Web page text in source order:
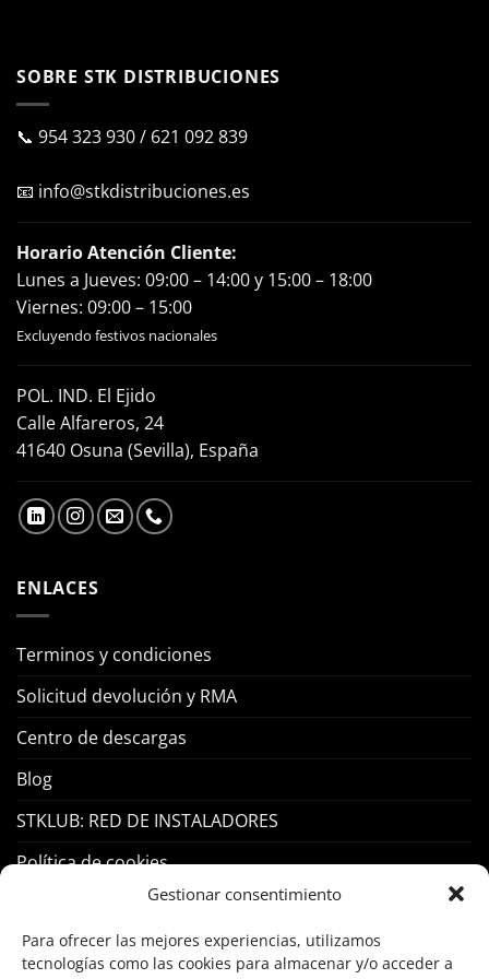
Gestionar consentimiento
Para ofrecer las mejores experiencias, utilizamos
tecnologías como las cookies para almacenar y/o acceder a
SOBRE STK DISTRIBUCIONES
📞 954 323 930/ 621 092 839
📧 info@stkdistribuciones.es
Horario Atención Cliente:
Lunes a Jueves: 09:00 – 14:00 y 15:00 – 18:00
Viernes: 09:00 – 15:00
Excluyendo festivos nacionales
POL. IND. El Ejido
Calle Alfareros, 24
41640 Osuna (Sevilla), España
ENLACES
Terminos y condiciones
Solicitud devolución y RMA
Centro de descargas
Blog
STKLUB: RED DE INSTALADORES
Política de cookies